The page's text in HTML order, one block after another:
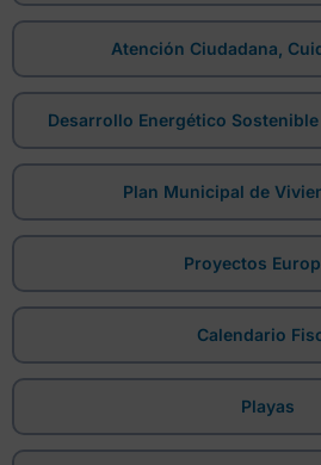
Atención Ciudadana,
Desarrollo Energético
Plan Municipal de
Proyectos
Calendario
Playas